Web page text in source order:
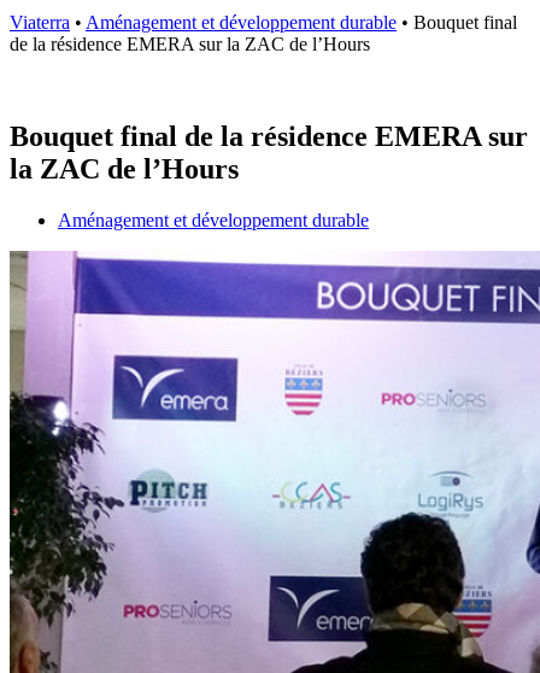
Viaterra • Aménagement et développement durable • Bouquet final
de la résidence EMERA sur la ZAC de l’Hours
Bouquet final de la résidence EMERA sur
la ZAC de l’Hours
Aménagement et développement durable